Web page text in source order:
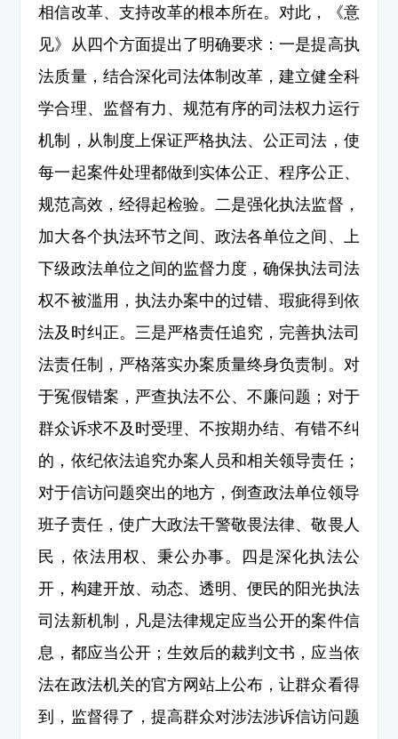
相信改革、支持改革的根本所在。对此，《意
见》从四个方面提出了明确要求：一是提高执
法质量，结合深化司法体制改革，建立健全科
学合理、监督有力、规范有序的司法权力运行
机制，从制度上保证严格执法、公正司法，使
每一起案件处理都做到实体公正、程序公正、
规范高效，经得起检验。二是强化执法监督，
加大各个执法环节之间、政法各单位之间、上
下级政法单位之间的监督力度，确保执法司法
权不被滥用，执法办案中的过错、瑕疵得到依
法及时纠正。三是严格责任追究，完善执法司
法责任制，严格落实办案质量终身负责制。对
于冤假错案，严查执法不公、不廉问题；对于
群众诉求不及时受理、不按期办结、有错不纠
的，依纪依法追究办案人员和相关领导责任；
对于信访问题突出的地方，倒查政法单位领导
班子责任，使广大政法干警敬畏法律、敬畏人
民，依法用权、秉公办事。四是深化执法公
开，构建开放、动态、透明、便民的阳光执法
司法新机制，凡是法律规定应当公开的案件信
息，都应当公开；生效后的裁判文书，应当依
法在政法机关的官方网站上公布，让群众看得
到，监督得了，提高群众对涉法涉诉信访问题